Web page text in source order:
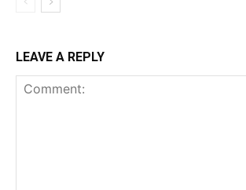
LEAVE A REPLY